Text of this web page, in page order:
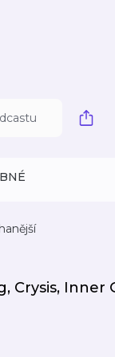
Crysis, Inner